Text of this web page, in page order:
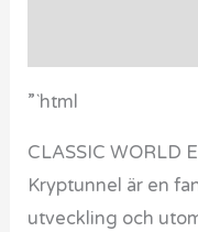
”`html
CLASSIC WORLD
Kryptunnel är en
utveckling och